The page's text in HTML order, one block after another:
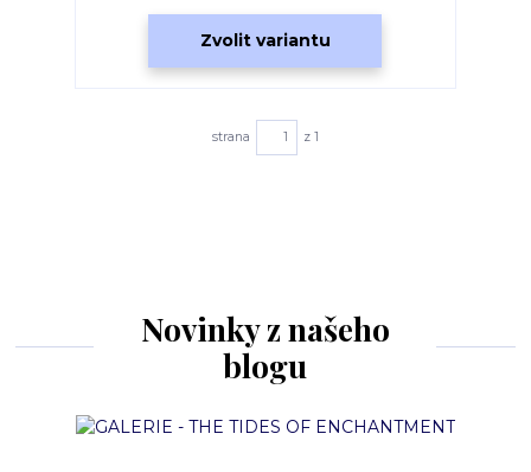
Zvolit variantu
strana z 1
Novinky z našeho
blogu